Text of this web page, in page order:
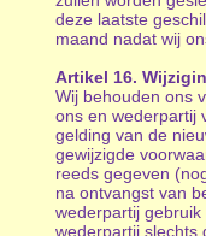
deze laatste
maand nadat wij
Artikel 16.
Wij behouden ons
ons en wederpartij
gelding van de
gewijzigde
reeds gegeven
na ontvangst van
wederpartij
wederpartij slechts